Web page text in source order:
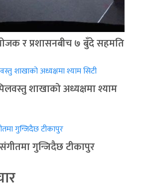
र प्रशासनबीच ७ बुँदे सहमति
शाखाको अध्यक्षमा श्याम
गुन्जिदैछ टीकापुर